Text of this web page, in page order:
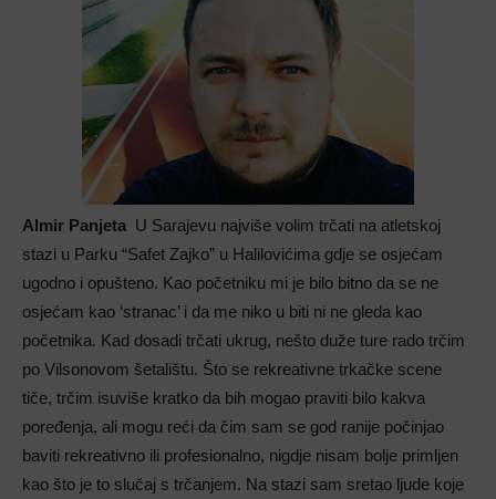
Almir Panjeta U Sarajevu najviše volim trčati na atletskoj
stazi u Parku “Safet Zajko” u Halilovićima gdje se osjećam
ugodno i opušteno. Kao početniku mi je bilo bitno da se ne
osjećam kao ‘stranac’ i da me niko u biti ni ne gleda kao
početnika. Kad dosadi trčati ukrug, nešto duže ture rado trčim
po Vilsonovom šetalištu. Što se rekreativne trkačke scene
tiče, trčim isuviše kratko da bih mogao praviti bilo kakva
poređenja, ali mogu reći da čim sam se god ranije počinjao
baviti rekreativno ili profesionalno, nigdje nisam bolje primljen
kao što je to slučaj s trčanjem. Na stazi sam sretao ljude koje